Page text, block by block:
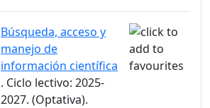
Búsqueda, acceso y
manejo de
información científica
. Ciclo lectivo: 2025-
2027. (Optativa).